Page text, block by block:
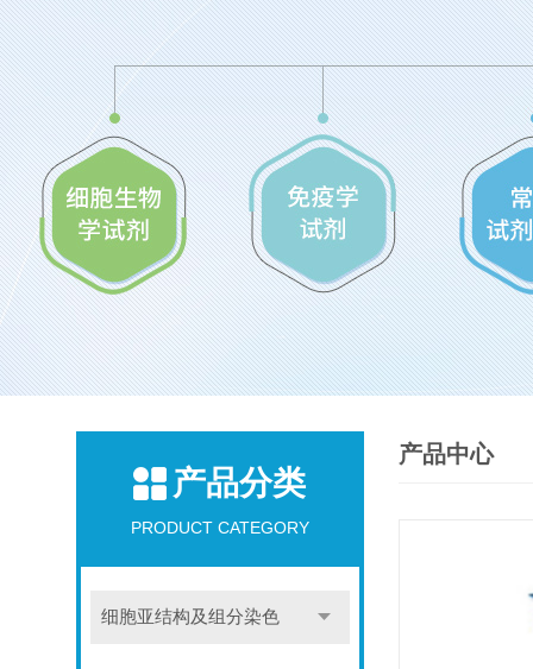
产品分类
PRODUCT CATEGORY
细胞亚结构及组分染色
产品中心